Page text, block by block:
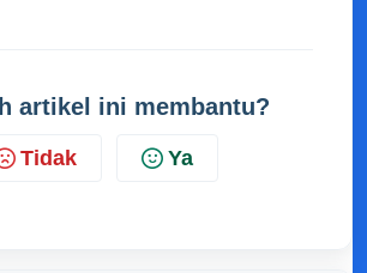
artikel ini membantu?
Tidak Ya